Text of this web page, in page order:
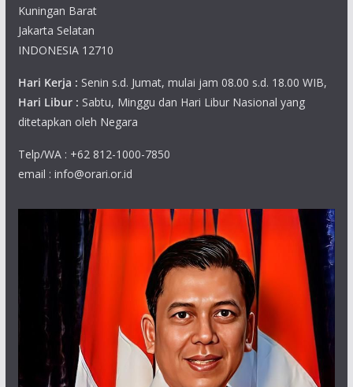
Kuningan Barat
Jakarta Selatan
INDONESIA 12710
Hari Kerja : Senin s.d. Jumat, mulai jam 08.00 s.d. 18.00 WIB,
Hari Libur : Sabtu, Minggu dan Hari Libur Nasional yang
ditetapkan oleh Negara
Telp/WA : +62 812-1000-7850
email : info@orari.or.id